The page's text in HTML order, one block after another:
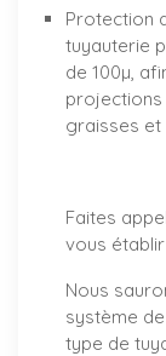
Protection
tuyauterie
de 100µ,
projections
graisses et
Faites
vous établir
Nous
système
type de